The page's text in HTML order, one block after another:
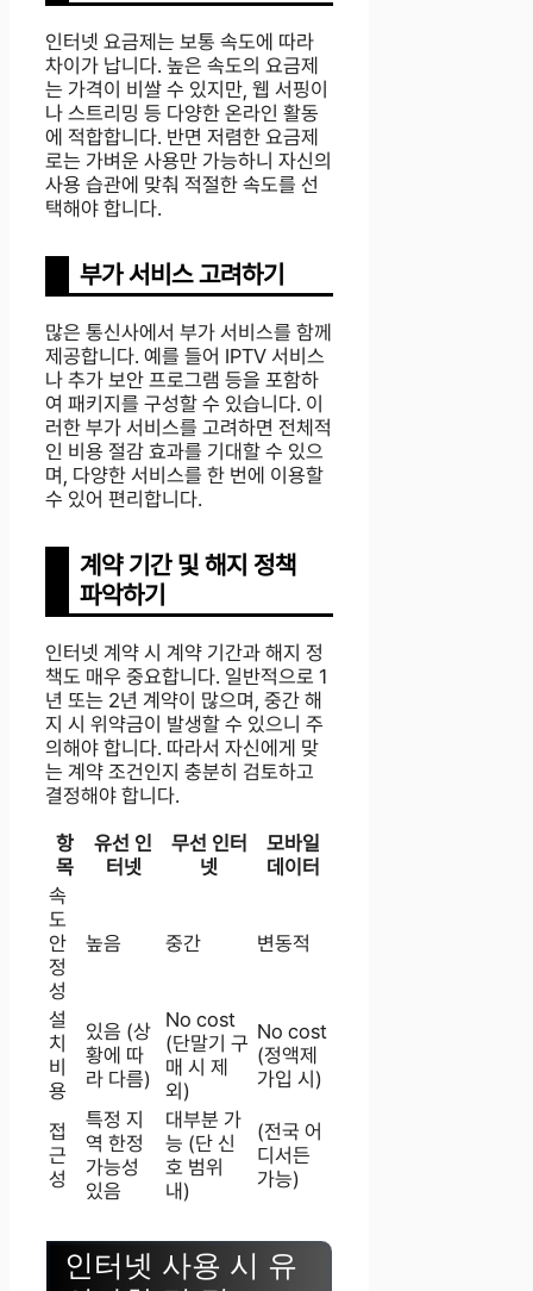
인터넷 요금제는 보통 속도에 따라
차이가 납니다. 높은 속도의 요금제
는 가격이 비쌀 수 있지만, 웹 서핑이
나 스트리밍 등 다양한 온라인 활동
에 적합합니다. 반면 저렴한 요금제
로는 가벼운 사용만 가능하니 자신의
사용 습관에 맞춰 적절한 속도를 선
택해야 합니다.
부가 서비스 고려하기
많은 통신사에서 부가 서비스를 함께
제공합니다. 예를 들어 IPTV 서비스
나 추가 보안 프로그램 등을 포함하
여 패키지를 구성할 수 있습니다. 이
러한 부가 서비스를 고려하면 전체적
인 비용 절감 효과를 기대할 수 있으
며, 다양한 서비스를 한 번에 이용할
수 있어 편리합니다.
계약 기간 및 해지 정책
파악하기
인터넷 계약 시 계약 기간과 해지 정
책도 매우 중요합니다. 일반적으로 1
년 또는 2년 계약이 많으며, 중간 해
지 시 위약금이 발생할 수 있으니 주
의해야 합니다. 따라서 자신에게 맞
는 계약 조건인지 충분히 검토하고
결정해야 합니다.
항
목
유선 인
터넷
무선 인터
넷
모바일
데이터
속
도
안
정
성
높음 중간 변동적
설
치
비
용
있음 (상
황에 따
라 다름)
No cost
(단말기 구
매 시 제
외)
No cost
(정액제
가입 시)
접
근
성
특정 지
역 한정
가능성
있음
대부분 가
능 (단 신
호 범위
내)
(전국 어
디서든
가능)
인터넷 사용 시 유